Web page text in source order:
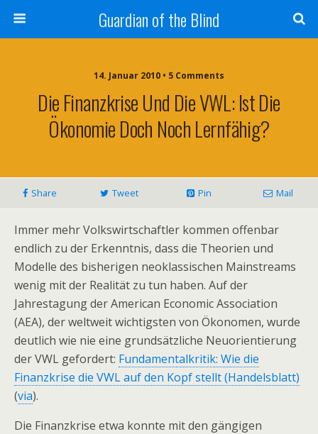
Guardian of the Blind
14. Januar 2010 • 5 Comments
Die Finanzkrise Und Die VWL: Ist Die
Ökonomie Doch Noch Lernfähig?
Share Tweet Pin Mail
Immer mehr Volkswirtschaftler kommen offenbar
endlich zu der Erkenntnis, dass die Theorien und
Modelle des bisherigen neoklassischen Mainstreams
wenig mit der Realität zu tun haben. Auf der
Jahrestagung der American Economic Association
(AEA), der weltweit wichtigsten von Ökonomen, wurde
deutlich wie nie eine grundsätzliche Neuorientierung
der VWL gefordert: Fundamentalkritik: Wie die
Finanzkrise die VWL auf den Kopf stellt (Handelsblatt)
(via).
Die Finanzkrise etwa konnte mit den gängigen